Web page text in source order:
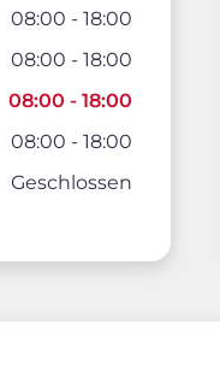
08:00 - 18:00
08:00 - 18:00
08:00 - 18:00
08:00 - 18:00
Geschlossen